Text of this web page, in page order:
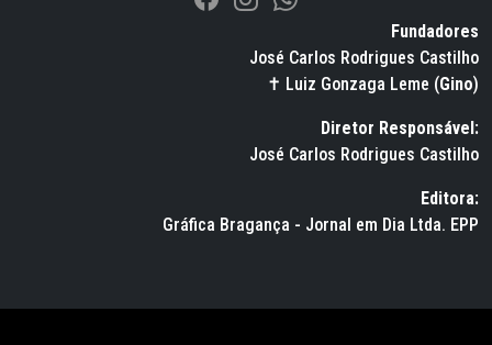
Fundadores
José Carlos Rodrigues Castilho
✝ Luiz Gonzaga Leme (Gino)
Diretor Responsável:
José Carlos Rodrigues Castilho
Editora:
Gráfica Bragança - Jornal em Dia Ltda. EPP